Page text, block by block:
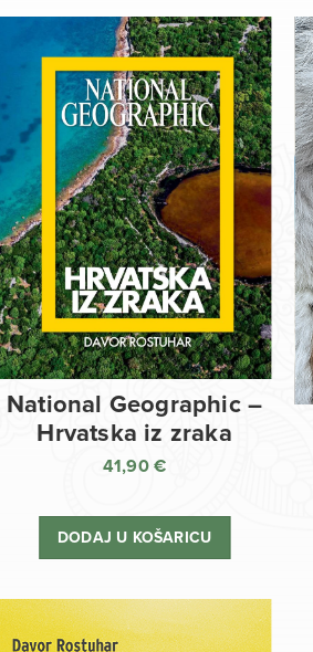
National Geographic –
Hrvatska iz zraka
41,90€
DODAJ U KOŠARICU